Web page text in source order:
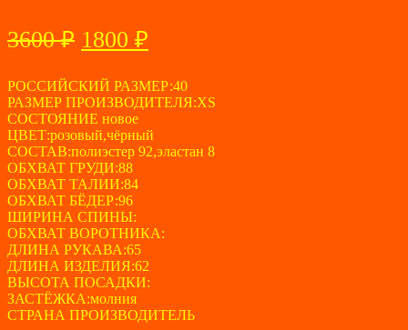
3600₽ Первоначальная
составляла
3600 ₽.
1800 ₽
1800 ₽.
РОССИЙСКИЙ РАЗМЕР:40
РАЗМЕР ПРОИЗВОДИТЕЛЯ:XS
СОСТОЯНИЕ новое
ЦВЕТ:розовый,чёрный
СОСТАВ:полиэстер 92,эластан 8
ОБХВАТ ГРУДИ:88
ОБХВАТ ТАЛИИ:84
ОБХВАТ БЁДЕР:96
ШИРИНА СПИНЫ:
ОБХВАТ ВОРОТНИКА:
ДЛИНА РУКАВА:65
ДЛИНА ИЗДЕЛИЯ:62
ВЫСОТА ПОСАДКИ:
ЗАСТЁЖКА:молния
СТРАНА ПРОИЗВОДИТЕЛЬ